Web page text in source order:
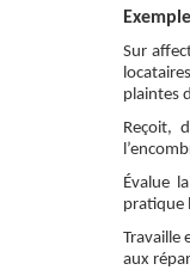
Sur
plaintes
Reçoit,
Évalue
pratique
Travaille
aux